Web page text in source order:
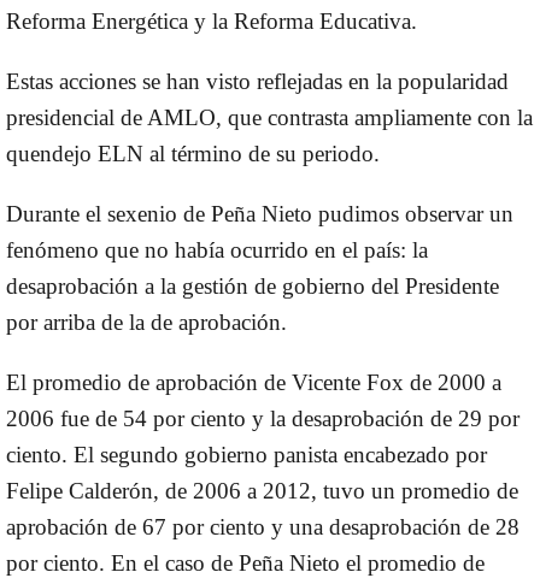
Reforma Energética y la Reforma Educativa.
Estas acciones se han visto reflejadas en la popularidad
presidencial de AMLO, que contrasta ampliamente con la
quendejo ELN al término de su periodo.
Durante el sexenio de Peña Nieto pudimos observar un
fenómeno que no había ocurrido en el país: la
desaprobación a la gestión de gobierno del Presidente
por arriba de la de aprobación.
El promedio de aprobación de Vicente Fox de 2000 a
2006 fue de 54 por ciento y la desaprobación de 29 por
ciento. El segundo gobierno panista encabezado por
Felipe Calderón, de 2006 a 2012, tuvo un promedio de
aprobación de 67 por ciento y una desaprobación de 28
por ciento. En el caso de Peña Nieto el promedio de